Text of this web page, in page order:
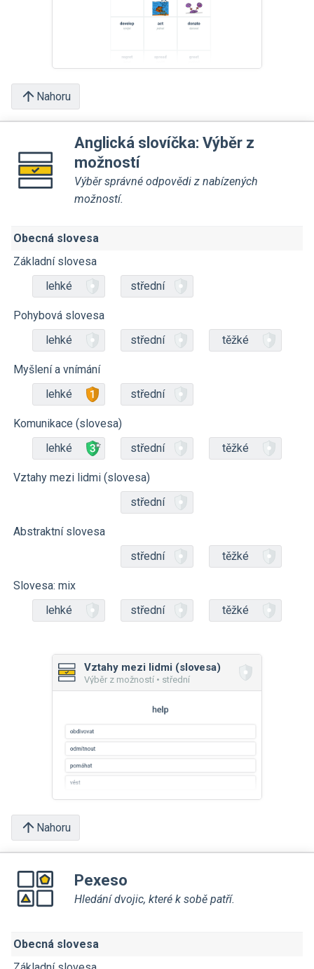
Nahoru
Anglická slovíčka: Výběr z
možností
Výběr správné odpovědi z nabízených
možností.
Obecná slovesa
Základní slovesa
lehké
střední
Pohybová slovesa
lehké
střední těžké
Myšlení a vnímání
lehké
střední
Komunikace (slovesa)
lehké
střední těžké
Vztahy mezi lidmi (slovesa)
střední
Abstraktní slovesa
střední
těžké
Slovesa: mix
lehké
střední těžké
Vztahy mezi lidmi (slovesa)
Výběr z možností • střední
Nahoru
Pexeso
Hledání dvojic, které k sobě patří.
Obecná slovesa